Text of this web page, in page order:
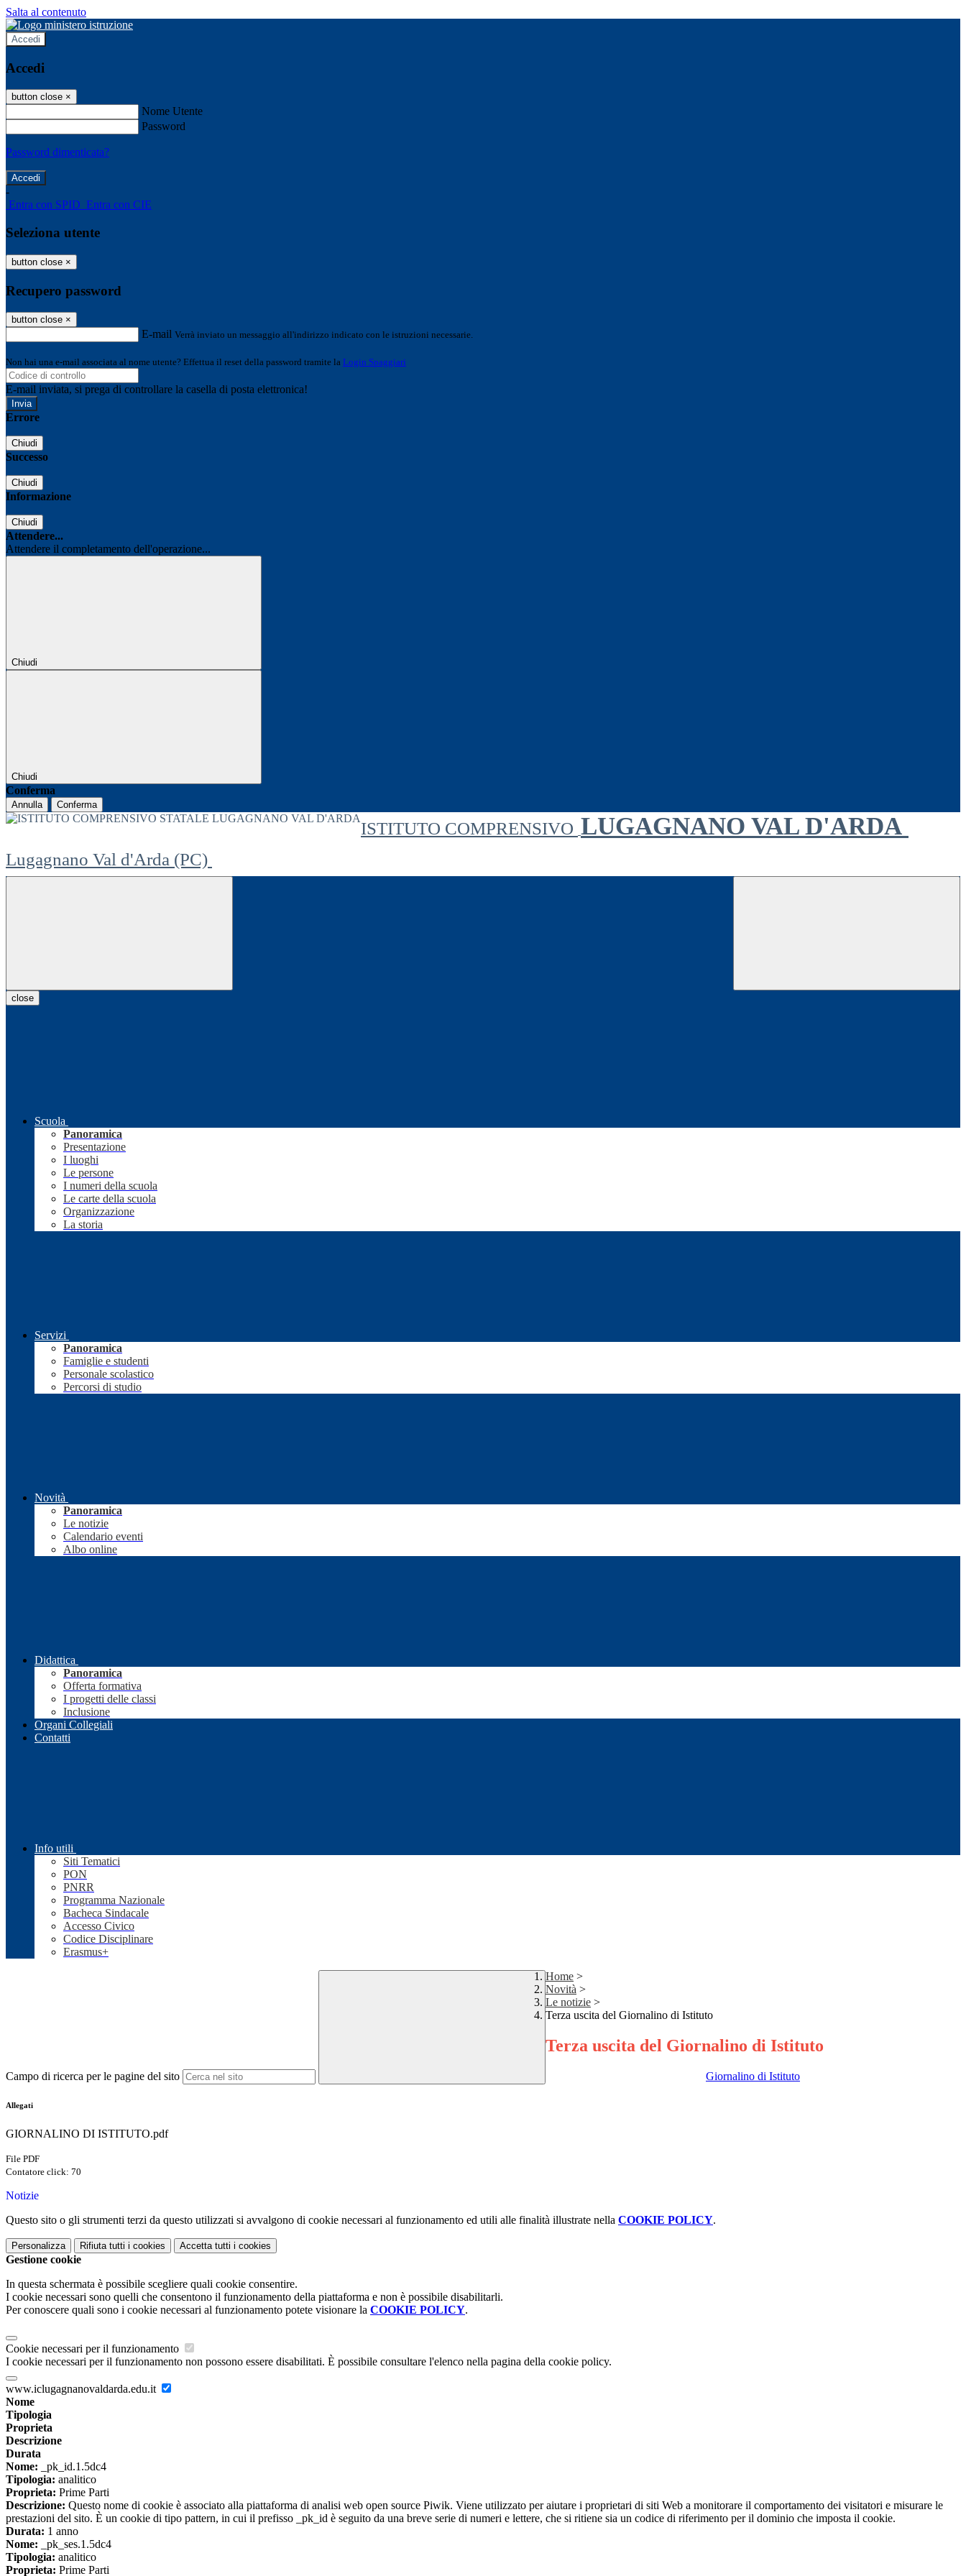
Salta al contenuto
Accedi
Accedi
button close ×
Nome Utente
Password
Password dimenticata?
-
Entra con SPID Entra con CIE
Seleziona utente
button close ×
Recupero password
button close ×
E-mail Verrà inviato un messaggio all'indirizzo indicato con le istruzioni necessarie.
Non hai una e-mail associata al nome utente? Effettua il reset della password tramite la Login Spaggiari
E-mail inviata, si prega di controllare la casella di posta elettronica!
Errore
Chiudi
Successo
Chiudi
Informazione
Chiudi
Attendere...
Attendere il completamento dell'operazione...
Chiudi
Chiudi
Conferma
Annulla Conferma
ISTITUTO COMPRENSIVO LUGAGNANO VAL D'ARDA
Lugagnano Val d'Arda (PC)
close
Scuola
Panoramica
Presentazione
I luoghi
Le persone
I numeri della scuola
Le carte della scuola
Organizzazione
La storia
Servizi
Panoramica
Famiglie e studenti
Personale scolastico
Percorsi di studio
Novità
Panoramica
Le notizie
Calendario eventi
Albo online
Didattica
Panoramica
Offerta formativa
I progetti delle classi
Inclusione
Organi Collegiali
Contatti
Info utili
Siti Tematici
PON
PNRR
Programma Nazionale
Bacheca Sindacale
Accesso Civico
Codice Disciplinare
Erasmus+
Campo di ricerca per le pagine del sito
Home >
Novità >
Le notizie >
Terza uscita del Giornalino di Istituto
Terza uscita del Giornalino di Istituto
Giornalino di Istituto
Allegati
GIORNALINO DI ISTITUTO.pdf
File PDF
Contatore click: 70
Notizie
Questo sito o gli strumenti terzi da questo utilizzati si avvalgono di cookie necessari al funzionamento ed utili alle finalità illustrate nella COOKIE POLICY.
Personalizza Rifiuta tutti i cookies Accetta tutti i cookies
Gestione cookie
In questa schermata è possibile scegliere quali cookie consentire.
I cookie necessari sono quelli che consentono il funzionamento della piattaforma e non è possibile disabilitarli.
Per conoscere quali sono i cookie necessari al funzionamento potete visionare la COOKIE POLICY.
Cookie necessari per il funzionamento
I cookie necessari per il funzionamento non possono essere disabilitati. È possibile consultare l'elenco nella pagina della cookie policy.
www.iclugagnanovaldarda.edu.it
Nome
Tipologia
Proprieta
Descrizione
Durata
Nome: _pk_id.1.5dc4
Tipologia: analitico
Proprieta: Prime Parti
Descrizione: Questo nome di cookie è associato alla piattaforma di analisi web open source Piwik. Viene utilizzato per aiutare i proprietari di siti Web a monitorare il comportamento dei visitatori e misurare le
prestazioni del sito. È un cookie di tipo pattern, in cui il prefisso _pk_id è seguito da una breve serie di numeri e lettere, che si ritiene sia un codice di riferimento per il dominio che imposta il cookie.
Durata: 1 anno
Nome: _pk_ses.1.5dc4
Tipologia: analitico
Proprieta: Prime Parti